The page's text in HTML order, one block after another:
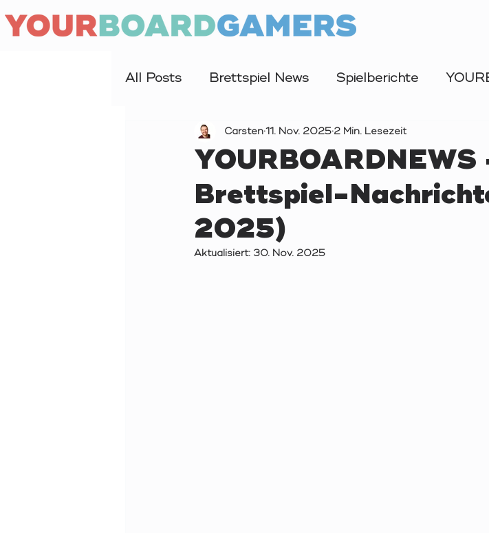
All Posts Brettspiel News Spielberichte
Interview Forschung Turnier
Brettspiel-
2025)
Carsten11. Nov. 2025 2 Min. Lesezeit
Aktualisiert: 30. Nov. 2025